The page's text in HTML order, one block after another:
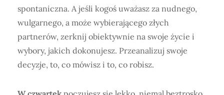
spontaniczna. A jeśli kogoś uważasz za nudnego,
wulgarnego, a może wybierającego złych
partnerów, zerknij obiektywnie na swoje życie i
wybory, jakich dokonujesz. Przeanalizuj swoje
decyzje, to, co mówisz i to, co robisz.